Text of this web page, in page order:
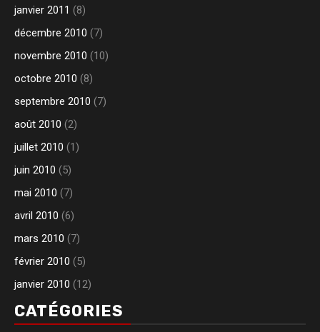
janvier 2011 (8)
décembre 2010 (7)
novembre 2010 (10)
octobre 2010 (8)
septembre 2010 (7)
août 2010 (2)
juillet 2010 (1)
juin 2010 (5)
mai 2010 (7)
avril 2010 (6)
mars 2010 (7)
février 2010 (5)
janvier 2010 (12)
CATÉGORIES